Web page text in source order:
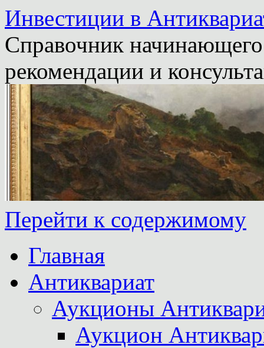
Инвестиции в
Справочник
рекомендации и
Перейти к содержимому
Главная
Антиквариат
Аукционы
Аукцион